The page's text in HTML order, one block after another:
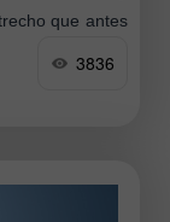
que antes
3836